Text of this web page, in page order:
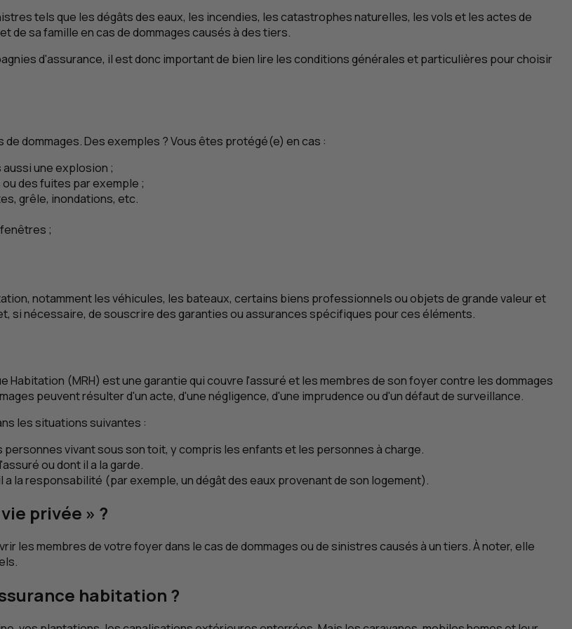
tels que les dégâts des eaux, les incendies, les catastrophes naturelles, les vols et les actes de
de sa famille en cas de dommages causés à des tiers.
d'assurance, il est donc important de bien lire les conditions générales et particulières pour choisir
dommages. Des exemples ? Vous êtes protégé(e) en cas :
une explosion ;
des fuites par exemple ;
grêle, inondations, etc.
;
notamment les véhicules, les bateaux, certains biens professionnels ou objets de grande valeur et
si nécessaire, de souscrire des garanties ou assurances spécifiques pour ces éléments.
Habitation (MRH) est une garantie qui couvre l'assuré et les membres de son foyer contre les dommages
peuvent résulter d'un acte, d'une négligence, d'une imprudence ou d'un défaut de surveillance.
les situations suivantes :
vivant sous son toit, y compris les enfants et les personnes à charge.
ou dont il a la garde.
la responsabilité (par exemple, un dégât des eaux provenant de son logement).
privée » ?
les membres de votre foyer dans le cas de dommages ou de sinistres causés à un tiers. À noter, elle
habitation ?